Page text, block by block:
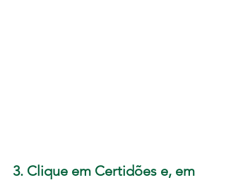
3. Clique em Certidões e, em